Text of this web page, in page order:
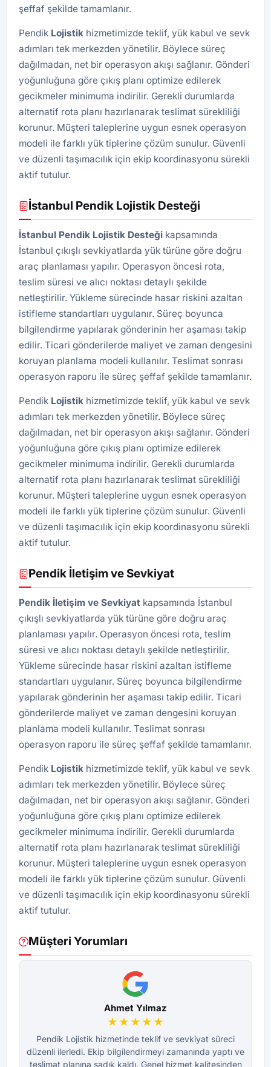
şeffaf şekilde tamamlanır.
Pendik Lojistik hizmetimizde teklif, yük kabul ve sevk
adımları tek merkezden yönetilir. Böylece süreç
dağılmadan, net bir operasyon akışı sağlanır. Gönderi
yoğunluğuna göre çıkış planı optimize edilerek
gecikmeler minimuma indirilir. Gerekli durumlarda
alternatif rota planı hazırlanarak teslimat sürekliliği
korunur. Müşteri taleplerine uygun esnek operasyon
modeli ile farklı yük tiplerine çözüm sunulur. Güvenli
ve düzenli taşımacılık için ekip koordinasyonu sürekli
aktif tutulur.
İstanbul Pendik Lojistik Desteği
İstanbul Pendik Lojistik Desteği kapsamında
İstanbul çıkışlı sevkiyatlarda yük türüne göre doğru
araç planlaması yapılır. Operasyon öncesi rota,
teslim süresi ve alıcı noktası detaylı şekilde
netleştirilir. Yükleme sürecinde hasar riskini azaltan
istifleme standartları uygulanır. Süreç boyunca
bilgilendirme yapılarak gönderinin her aşaması takip
edilir. Ticari gönderilerde maliyet ve zaman dengesini
koruyan planlama modeli kullanılır. Teslimat sonrası
operasyon raporu ile süreç şeffaf şekilde tamamlanır.
Pendik Lojistik hizmetimizde teklif, yük kabul ve sevk
adımları tek merkezden yönetilir. Böylece süreç
dağılmadan, net bir operasyon akışı sağlanır. Gönderi
yoğunluğuna göre çıkış planı optimize edilerek
gecikmeler minimuma indirilir. Gerekli durumlarda
alternatif rota planı hazırlanarak teslimat sürekliliği
korunur. Müşteri taleplerine uygun esnek operasyon
modeli ile farklı yük tiplerine çözüm sunulur. Güvenli
ve düzenli taşımacılık için ekip koordinasyonu sürekli
aktif tutulur.
Pendik İletişim ve Sevkiyat
Pendik İletişim ve Sevkiyat kapsamında İstanbul
çıkışlı sevkiyatlarda yük türüne göre doğru araç
planlaması yapılır. Operasyon öncesi rota, teslim
süresi ve alıcı noktası detaylı şekilde netleştirilir.
Yükleme sürecinde hasar riskini azaltan istifleme
standartları uygulanır. Süreç boyunca bilgilendirme
yapılarak gönderinin her aşaması takip edilir. Ticari
gönderilerde maliyet ve zaman dengesini koruyan
planlama modeli kullanılır. Teslimat sonrası
operasyon raporu ile süreç şeffaf şekilde tamamlanır.
Pendik Lojistik hizmetimizde teklif, yük kabul ve sevk
adımları tek merkezden yönetilir. Böylece süreç
dağılmadan, net bir operasyon akışı sağlanır. Gönderi
yoğunluğuna göre çıkış planı optimize edilerek
gecikmeler minimuma indirilir. Gerekli durumlarda
alternatif rota planı hazırlanarak teslimat sürekliliği
korunur. Müşteri taleplerine uygun esnek operasyon
modeli ile farklı yük tiplerine çözüm sunulur. Güvenli
ve düzenli taşımacılık için ekip koordinasyonu sürekli
aktif tutulur.
Müşteri Yorumları
Ahmet Yılmaz
★★★★★
Pendik Lojistik hizmetinde teklif ve sevkiyat süreci
düzenli ilerledi. Ekip bilgilendirmeyi zamanında yaptı ve
teslimat planına sadık kaldı. Genel hizmet kalitesinden